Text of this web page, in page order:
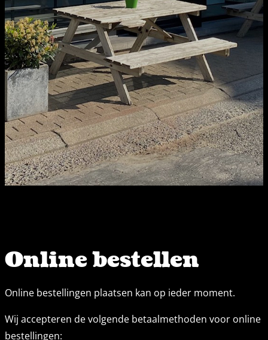
Online bestellen
Online bestellingen plaatsen kan op ieder moment.
Wij accepteren de volgende betaalmethoden voor online
bestellingen: